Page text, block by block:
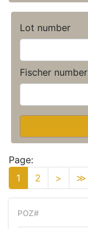
Lot number
Fischer number
Page:
1
2 > ≫